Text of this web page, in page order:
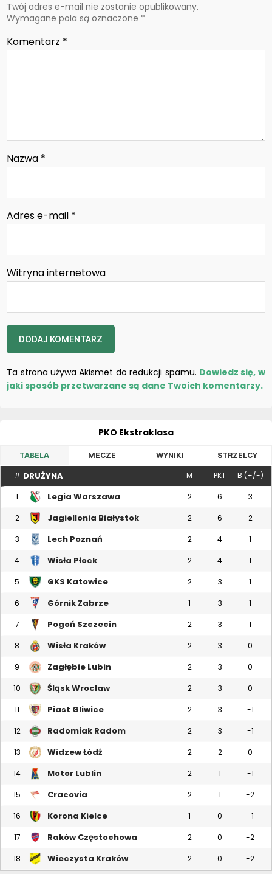
Twój adres e-mail nie zostanie opublikowany.
Wymagane pola są oznaczone *
Komentarz *
Nazwa *
Adres e-mail *
Witryna internetowa
Ta strona używa Akismet do redukcji spamu. Dowiedz się, w
jaki sposób przetwarzane są dane Twoich komentarzy.
PKO Ekstraklasa
TABELA MECZE WYNIKI STRZELCY
# DRUŻYNA M PKT B (+/-)
1 Legia Warszawa 2 6 3
2 Jagiellonia Białystok 2 6 2
3 Lech Poznań 2 4 1
4 Wisła Płock 2 4 1
5 GKS Katowice 2 3 1
6 Górnik Zabrze 1 3 1
7 Pogoń Szczecin 2 3 1
8 Wisła Kraków 2 3 0
9 Zagłębie Lubin 2 3 0
10 Śląsk Wrocław 2 3 0
11 Piast Gliwice 2 3 -1
12 Radomiak Radom 2 3 -1
13 Widzew Łódź 2 2 0
14 Motor Lublin 2 1 -1
15 Cracovia 2 1 -2
16 Korona Kielce 1 0 -1
17 Raków Częstochowa 2 0 -2
18 Wieczysta Kraków 2 0 -2